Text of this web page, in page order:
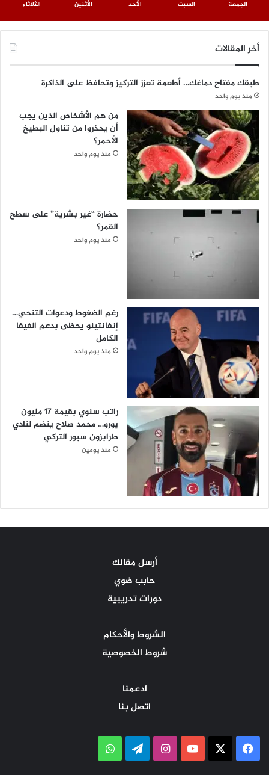
الجمعة السبت الأحد الأثنين الثلاثاء
أخر المقالات
طبقك مفتاح دماغك… أطعمة تعزز التركيز وتحافظ على الذاكرة
منذ يوم واحد
من هم الأشخاص الذين يجب
أن يحذروا من تناول البطيخ
الأحمر؟
منذ يوم واحد
حضارة “غير بشرية” على سطح
القمر؟
منذ يوم واحد
رغم الضغوط ودعوات التنحي…
إنفانتينو يحظى بدعم الفيفا
الكامل
منذ يوم واحد
راتب سنوي بقيمة 17 مليون
يورو… محمد صلاح ينضم لنادي
طرابزون سبور التركي
منذ يومين
أرسل مقالك
حابب ضوي
دورات تدريبية
الشروط والأحكام
شروط الخصوصية
ادعمنا
اتصل بنا
فيسبوك ‫YouTubeانستقرامتيلقرامواتساب